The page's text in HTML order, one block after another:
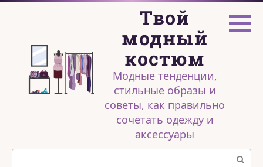
Перейти
Твой
модный
костюм
Модные тенденции,
стильные образы и
советы, как правильно
сочетать одежду и
аксессуары
Поиск: